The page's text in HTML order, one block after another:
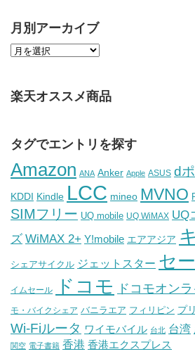
月別アーカイブ
楽天オススメ商品
タグでエントリを探す
Amazon ANA Anker Apple ASUS d
KDDI Kindle LCC mineo MVNO
SIMフリー UQ mobile UQ WiMAX UQ
ズ WiMAX 2+ Y!mobile エアアジア
シェアサイクル ジェットスター セ
イムセール ドコモ ドコモオン
モ・バイクシェア バニラエア フィリピン プ
Wi-Fiルータ ワイモバイル 台北 台湾
関空 電子書籍 香港 香港エクスプレス